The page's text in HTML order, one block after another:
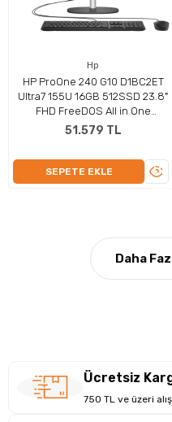
Hp
HP ProOne 240 G10 D1BC2ET
Ultra7 155U 16GB 512SSD 23.8"
FHD FreeDOS All in One
Bilgisayar
51.579 TL
SEPETE EKLE
Daha
Ücretsiz
750 TL ve üzeri